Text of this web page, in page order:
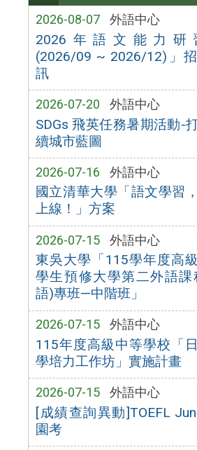
2026-08-07 外語中心
2026年語文能力研
(2026/09 ~ 2026/12)」
訊
2026-07-20 外語中心
SDGs 飛英任務暑期活動-
續城市藍圖
2026-07-16 外語中心
國立清華大學「語文學習
上線！」方案
2026-07-15 外語中心
東吳大學「115學年度高
學生預修大學第二外語課
語)專班—中階班」
2026-07-15 外語中心
115年度高級中等學校「
學培力工作坊」實施計畫
2026-07-15 外語中心
[成績查詢異動]TOEFL
園考